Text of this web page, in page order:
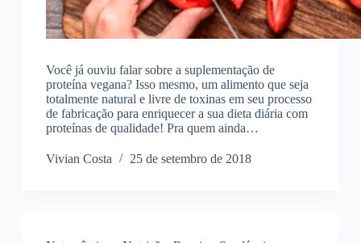
Você já ouviu falar sobre a suplementação de
proteína vegana? Isso mesmo, um alimento que seja
totalmente natural e livre de toxinas em seu processo
de fabricação para enriquecer a sua dieta diária com
proteínas de qualidade! Pra quem ainda…
Vivian Costa 25 de setembro de 2018